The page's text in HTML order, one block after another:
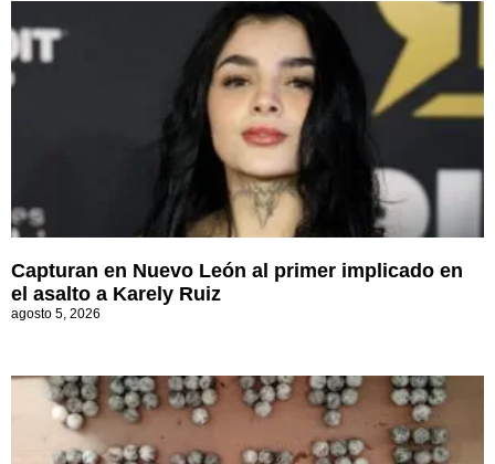
Capturan en Nuevo León al primer implicado en
el asalto a Karely Ruiz
agosto 5, 2026